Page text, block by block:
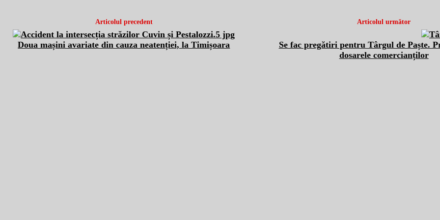
Articolul precedent
Doua mașini avariate din cauza neatenției, la Timișoara
Articolul următor
Se fac pregătiri pentru Târgul de Paște.
dosarele comercianților